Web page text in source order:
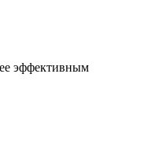
эффективным